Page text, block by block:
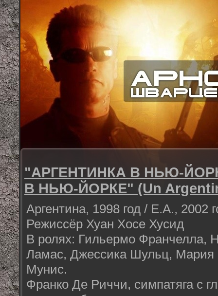
"АРГЕНТИНКА В НЬЮ-
В НЬЮ-ЙОРКЕ" (Un
Аргентина, 1998 год / Е.А., 2002
Режиссёр Хуан Хосе Хусид
В ролях: Гильермо Франчелла,
Ламас, Джессика Шульц, Мария
Мунис.
Франко Де Риччи, симпатяга с